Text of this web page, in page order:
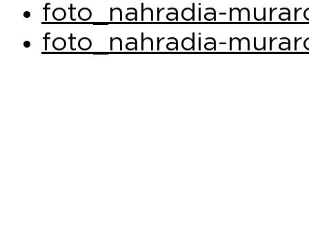
foto_nahradia-
foto_nahradia-